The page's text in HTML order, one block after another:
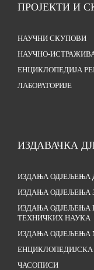
ПРОЈЕКТИ И
НАУЧНИ СКУПОВИ
НАУЧНО-
ЕНЦИКЛОПЕДИЈА
ЛАБОРАТОРИЈЕ
ИЗДАВАЧКА
ИЗДАЊА ОДЈЕЉЕЊА
ИЗДАЊА ОДЈЕЉЕЊА
ИЗДАЊА ОДЈЕЉЕЊА
ТЕХНИЧКИХ НАУКА
ИЗДАЊА
ЧАСОПИСИ